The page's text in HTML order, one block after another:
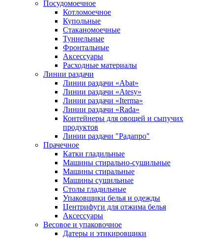
Посудомоечное
Котломоечное
Купольные
Стаканомоечные
Туннельные
Фронтальные
Аксессуары
Расходные материалы
Линии раздачи
Линии раздачи «Abat»
Линии раздачи «Atesy»
Линии раздачи «Iterma»
Линии раздачи «Rada»
Контейнеры для овощей и сыпучих
продуктов
Линии раздачи "Радапро"
Прачечное
Катки гладильные
Машины стирально-сушильные
Машины стиральные
Машины сушильные
Столы гладильные
Упаковщики белья и одежды
Центрифуги для отжима белья
Аксессуары
Весовое и упаковочное
Датеры и этикировщики